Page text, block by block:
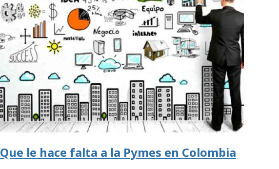
Que le hace falta a la Pymes en Colombia